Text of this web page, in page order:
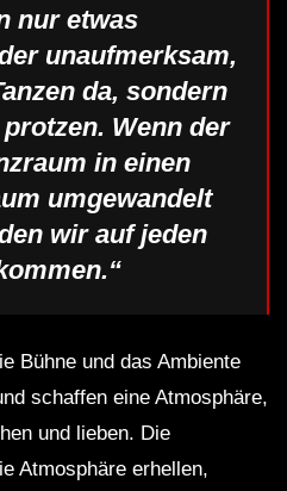
nur etwas
unaufmerksam,
da, sondern
Wenn der
in einen
umgewandelt
wir auf jeden
Bühne und das Ambiente
schaffen eine Atmosphäre,
und lieben. Die
Atmosphäre erhellen,